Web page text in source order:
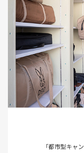
「都市型キャ